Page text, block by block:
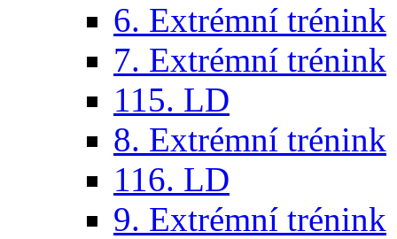
6. Extrémní trénink
7. Extrémní trénink
115. LD
8. Extrémní trénink
116. LD
9. Extrémní trénink